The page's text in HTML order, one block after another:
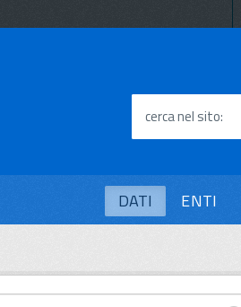
cerca nel sito
DATI ENTI